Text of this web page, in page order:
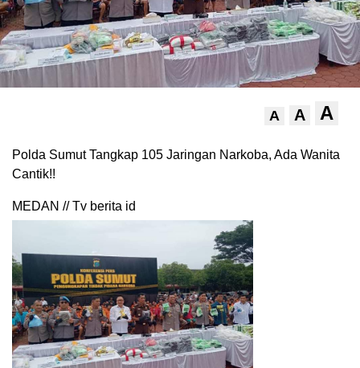
A A A
Polda Sumut Tangkap 105 Jaringan Narkoba, Ada Wanita
Cantik!!
MEDAN // Tv berita id